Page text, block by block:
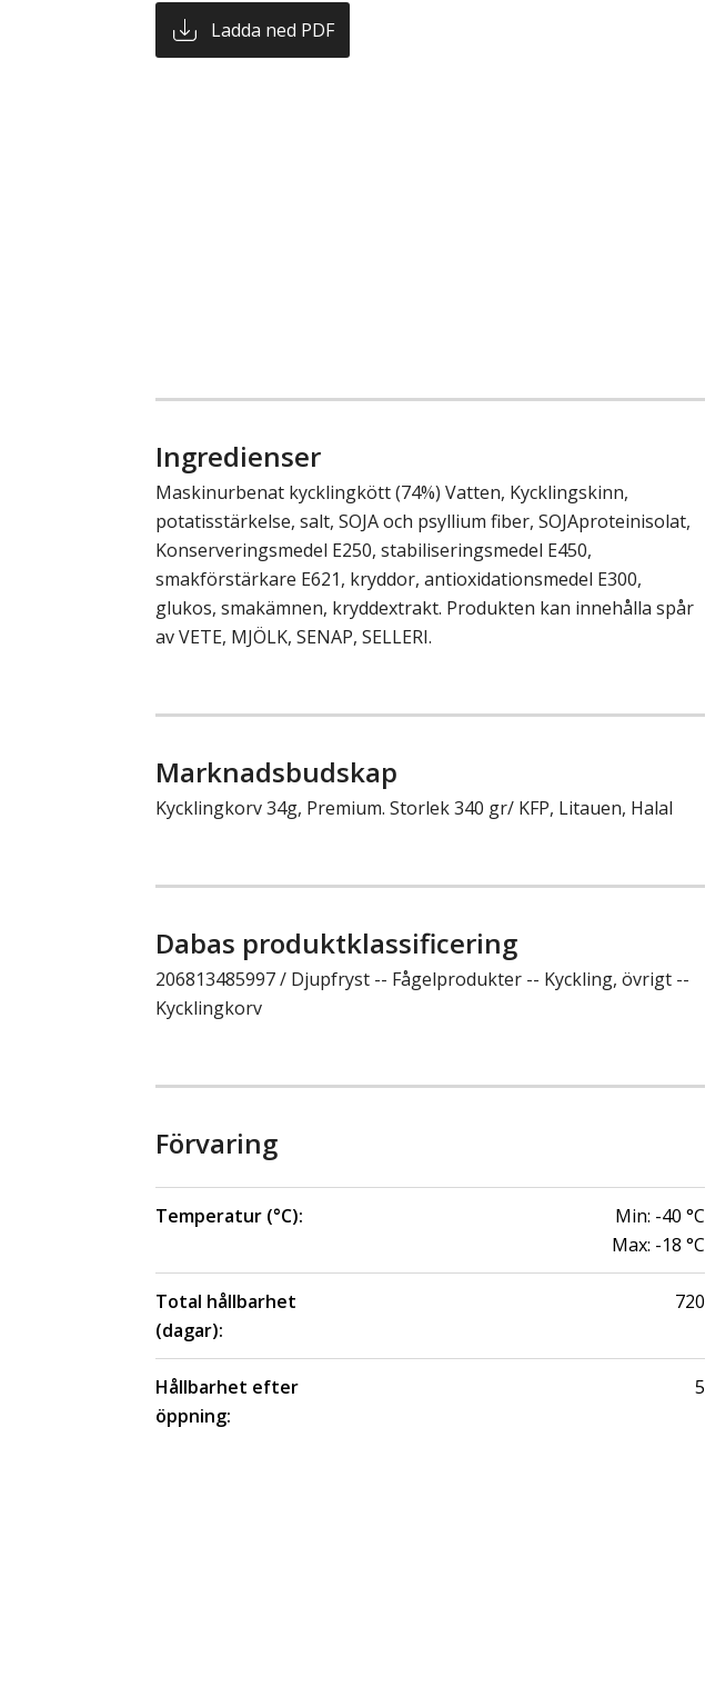
Ladda ned PDF
Ingredienser
Maskinurbenat kycklingkött (74%) Vatten, Kycklingskinn,
potatisstärkelse, salt, SOJA och psyllium fiber, SOJAproteinisolat,
Konserveringsmedel E250, stabiliseringsmedel E450,
smakförstärkare E621, kryddor, antioxidationsmedel E300,
glukos, smakämnen, kryddextrakt. Produkten kan innehålla spår
av VETE, MJÖLK, SENAP, SELLERI.
Marknadsbudskap
Kycklingkorv 34g, Premium. Storlek 340 gr/ KFP, Litauen, Halal
Dabas produktklassificering
206813485997 / Djupfryst -- Fågelprodukter -- Kyckling, övrigt --
Kycklingkorv
Förvaring
Temperatur (°C): Min: -40 °C
Max: -18 °C
Total hållbarhet
(dagar):
720
Hållbarhet efter
öppning:
5